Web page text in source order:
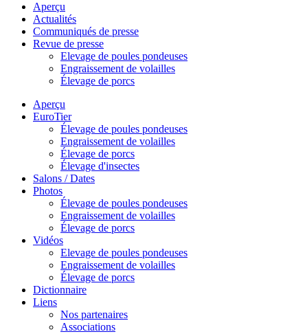
Aperçu
Actualités
Communiqués de presse
Revue de presse
Elevage de poules pondeuses
Engraissement de volailles
Élevage de porcs
Aperçu
EuroTier
Élevage de poules pondeuses
Engraissement de volailles
Élevage de porcs
Élevage d'insectes
Salons / Dates
Photos
Élevage de poules pondeuses
Engraissement de volailles
Élevage de porcs
Vidéos
Elevage de poules pondeuses
Engraissement de volailles
Élevage de porcs
Dictionnaire
Liens
Nos partenaires
Associations